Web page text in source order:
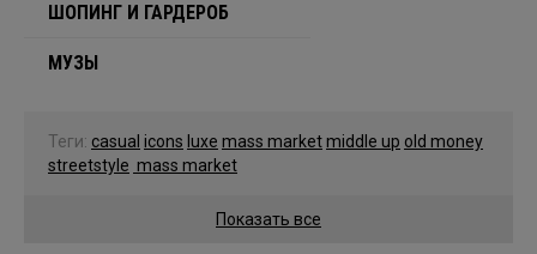
ШОПИНГ И ГАРДЕРОБ
МУЗЫ
Показать все
Теги: casual icons luxe mass marketmiddle up old money
streetstyle mass market